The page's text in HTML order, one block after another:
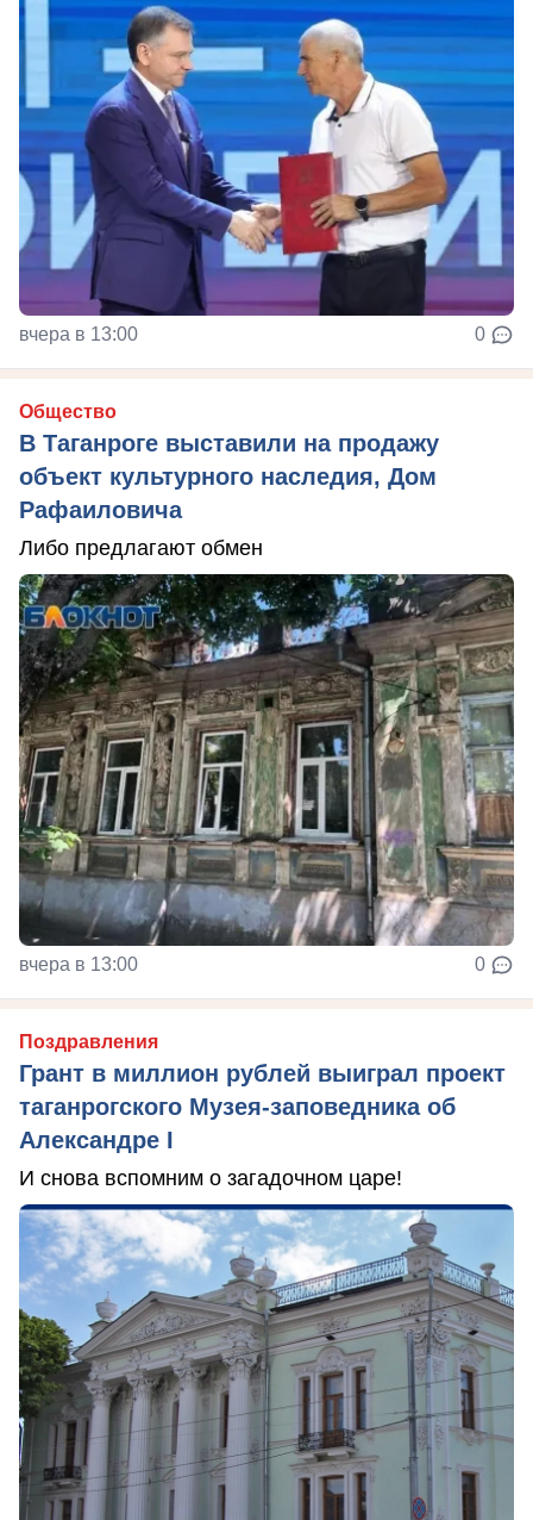
вчера в 13:00 0
Общество
В Таганроге выставили на продажу
объект культурного наследия, Дом
Рафаиловича
Либо предлагают обмен
вчера в 13:00 0
Поздравления
Грант в миллион рублей выиграл проект
таганрогского Музея-заповедника об
Александре I
И снова вспомним о загадочном царе!